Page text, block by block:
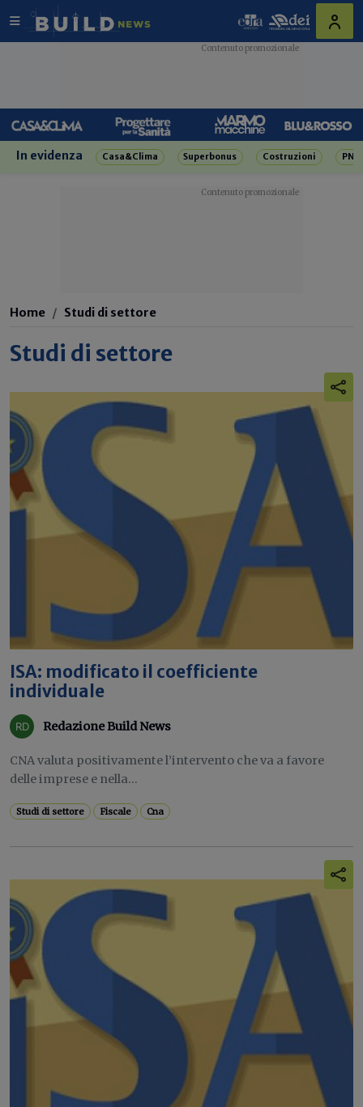
In evidenza Casa&Clima Superbonus Costruzioni
Home Studi di settore
Studi di settore
ISA: modificato il coefficiente
individuale
Redazione Build News
CNA valuta positivamente l’intervento che va a favore
delle imprese e nella...
Studi di settore Fiscale Cna